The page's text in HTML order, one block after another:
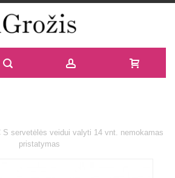
S servetėlės veidui valyti 14 vnt. nemokamas
pristatymas